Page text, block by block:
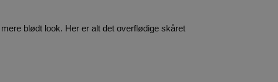
blødt look. Her er alt det overflødige skåret